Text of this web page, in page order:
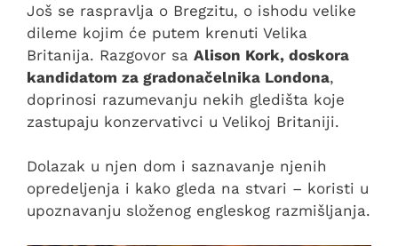
Još se raspravlja o Bregzitu, o ishodu velike
dileme kojim će putem krenuti Velika
Britanija. Razgovor sa Alison Kork, doskora
kandidatom za gradonačelnika Londona,
doprinosi razumevanju nekih gledišta koje
zastupaju konzervativci u Velikoj Britaniji.
Dolazak u njen dom i saznavanje njenih
opredeljenja i kako gleda na stvari – koristi u
upoznavanju složenog engleskog razmišljanja.